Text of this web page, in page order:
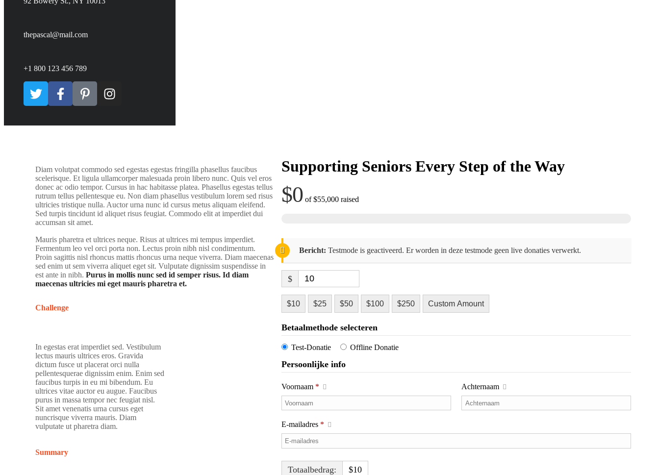
thepascal@mail.com
+1 800 123 456 789
Supporting Seniors Every Step of the Way
$0 of$55,000raised
Bericht: Testmode is geactiveerd. Er worden in deze testmode geen live donaties verwerkt.
$
$10 $25 $50 $100 $250 Custom Amount
Betaalmethode selecteren
Test-Donatie Offline Donatie
Persoonlijke info
Voornaam * Achternaam
E-mailadres *
Totaalbedrag: $10
Diam volutpat commodo sed egestas egestas fringilla phasellus faucibus
scelerisque. Et ligula ullamcorper malesuada proin libero nunc. Quis vel eros
donec ac odio tempor. Cursus in hac habitasse platea. Phasellus egestas tellus
rutrum tellus pellentesque eu. Non diam phasellus vestibulum lorem sed risus
ultricies tristique nulla. Auctor urna nunc id cursus metus aliquam eleifend.
Sed turpis tincidunt id aliquet risus feugiat. Commodo elit at imperdiet dui
accumsan sit amet.
Mauris pharetra et ultrices neque. Risus at ultrices mi tempus imperdiet.
Fermentum leo vel orci porta non. Lectus proin nibh nisl condimentum.
Proin sagittis nisl rhoncus mattis rhoncus urna neque viverra. Diam maecenas
sed enim ut sem viverra aliquet eget sit. Vulputate dignissim suspendisse in
est ante in nibh. Purus in mollis nunc sed id semper risus. Id diam
maecenas ultricies mi eget mauris pharetra et.
Challenge
In egestas erat imperdiet sed. Vestibulum
lectus mauris ultrices eros. Gravida
dictum fusce ut placerat orci nulla
pellentesquerae dignissim enim. Enim sed
faucibus turpis in eu mi bibendum. Eu
ultrices vitae auctor eu augue. Faucibus
purus in massa tempor nec feugiat nisl.
Sit amet venenatis urna cursus eget
nuncrisque viverra mauris. Diam
vulputate ut pharetra diam.
Summary